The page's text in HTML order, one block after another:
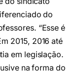
do
“Esse é
2015, 2016 até
em legislação.
na forma do